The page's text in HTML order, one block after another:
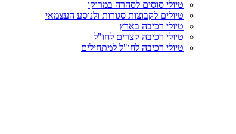
טיולי סוסים לסהרה במרוקו
טיולים לקבוצות סגורות ולנוסע העצמאי
טיולי רכיבה בארץ
טיולי רכיבה קצרים לחו"ל
טיולי רכיבה לחו"ל למתחילים